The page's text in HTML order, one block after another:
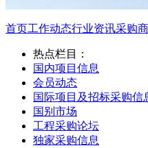
首页工作动态行业资讯采购
热点栏目：
国内项目信息
会员动态
国际项目及招标采购信
国别市场
工程采购论坛
独家采购信息